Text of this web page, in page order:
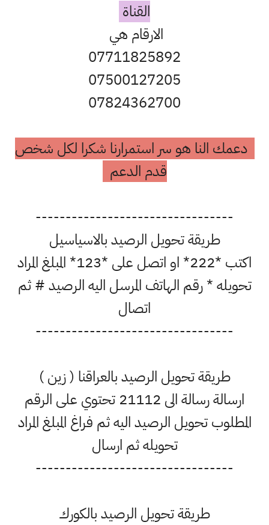
القناة
الارقام هي
07711825892
07500127205
07824362700
دعمك النا هو سر استمرارنا شكرا لكل شخص
قدم الدعم
---------------------------------
طريقة تحويل الرصيد بالاسياسيل
اكتب *222* او اتصل على *123* المبلغ المراد
تحويله * رقم الهاتف المرسل اليه الرصيد # ثم
اتصال
---------------------------------
طريقة تحويل الرصيد بالعراقنا ( زين )
ارسالة رسالة الى 21112 تحتوي على الرقم
المطلوب تحويل الرصيد اليه ثم فراغ المبلغ المراد
تحويله ثم ارسال
---------------------------------
طريقة تحويل الرصيد بالكورك